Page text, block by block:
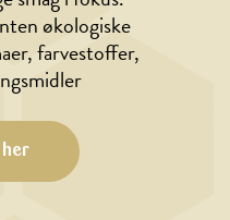
økologiske
farvestoffer,